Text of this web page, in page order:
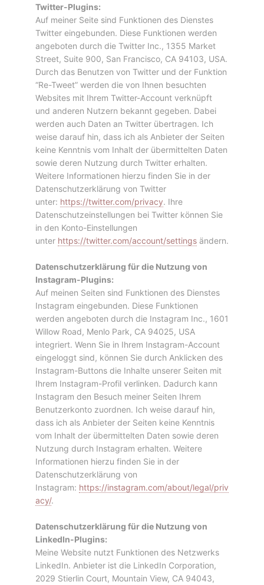
Twitter-Plugins:
Auf meiner Seite sind Funktionen des Dienstes
Twitter eingebunden. Diese Funktionen werden
angeboten durch die Twitter Inc., 1355 Market
Street, Suite 900, San Francisco, CA 94103, USA.
Durch das Benutzen von Twitter und der Funktion
“Re-Tweet” werden die von Ihnen besuchten
Websites mit Ihrem Twitter-Account verknüpft
und anderen Nutzern bekannt gegeben. Dabei
werden auch Daten an Twitter übertragen. Ich
weise darauf hin, dass ich als Anbieter der Seiten
keine Kenntnis vom Inhalt der übermittelten Daten
sowie deren Nutzung durch Twitter erhalten.
Weitere Informationen hierzu finden Sie in der
Datenschutzerklärung von Twitter
unter: https://twitter.com/privacy. Ihre
Datenschutzeinstellungen bei Twitter können Sie
in den Konto-Einstellungen
unter https://twitter.com/account/settings ändern.
Datenschutzerklärung für die Nutzung von
Instagram-Plugins:
Auf meinen Seiten sind Funktionen des Dienstes
Instagram eingebunden. Diese Funktionen
werden angeboten durch die Instagram Inc., 1601
Willow Road, Menlo Park, CA 94025, USA
integriert. Wenn Sie in Ihrem Instagram-Account
eingeloggt sind, können Sie durch Anklicken des
Instagram-Buttons die Inhalte unserer Seiten mit
Ihrem Instagram-Profil verlinken. Dadurch kann
Instagram den Besuch meiner Seiten Ihrem
Benutzerkonto zuordnen. Ich weise darauf hin,
dass ich als Anbieter der Seiten keine Kenntnis
vom Inhalt der übermittelten Daten sowie deren
Nutzung durch Instagram erhalten. Weitere
Informationen hierzu finden Sie in der
Datenschutzerklärung von
Instagram: https://instagram.com/about/legal/priv
acy/.
Datenschutzerklärung für die Nutzung von
LinkedIn-Plugins:
Meine Website nutzt Funktionen des Netzwerks
LinkedIn. Anbieter ist die LinkedIn Corporation,
2029 Stierlin Court, Mountain View, CA 94043,